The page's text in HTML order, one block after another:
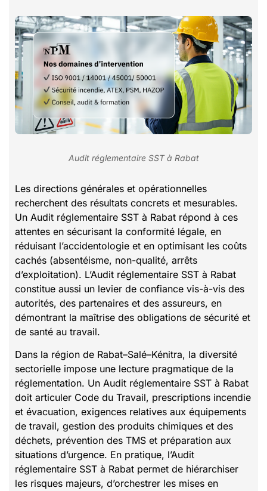
Audit réglementaire SST à Rabat
Les directions générales et opérationnelles
recherchent des résultats concrets et mesurables.
Un Audit réglementaire SST à Rabat répond à ces
attentes en sécurisant la conformité légale, en
réduisant l’accidentologie et en optimisant les coûts
cachés (absentéisme, non-qualité, arrêts
d’exploitation). L’Audit réglementaire SST à Rabat
constitue aussi un levier de confiance vis-à-vis des
autorités, des partenaires et des assureurs, en
démontrant la maîtrise des obligations de sécurité et
de santé au travail.
Dans la région de Rabat–Salé–Kénitra, la diversité
sectorielle impose une lecture pragmatique de la
réglementation. Un Audit réglementaire SST à Rabat
doit articuler Code du Travail, prescriptions incendie
et évacuation, exigences relatives aux équipements
de travail, gestion des produits chimiques et des
déchets, prévention des TMS et préparation aux
situations d’urgence. En pratique, l’Audit
réglementaire SST à Rabat permet de hiérarchiser
les risques majeurs, d’orchestrer les mises en